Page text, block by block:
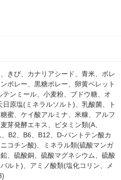
きび、カナリアシード、青米、ボレ
ボレー、黒糖ボレー、卵黄ペレット
テンミール、小麦粉、ブドウ糖、オ
日原塩(ミネラルソルト)、乳酸菌、ト
蜜、ケイ酸アルミナ、米糠、アルフ
芽発酵エキス、ビタミン類(A、
B2、B6、B12、D-パントテン酸カ
コチン酸)、ミネラル類(硫酸マンガ
、硫酸銅、硫酸マグネシウム、硫酸
ルト)、アミノ酸類(塩化コリン、メ